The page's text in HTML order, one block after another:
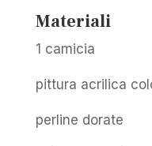
Materiali
1 camicia
pittura acrilica
perline dorate